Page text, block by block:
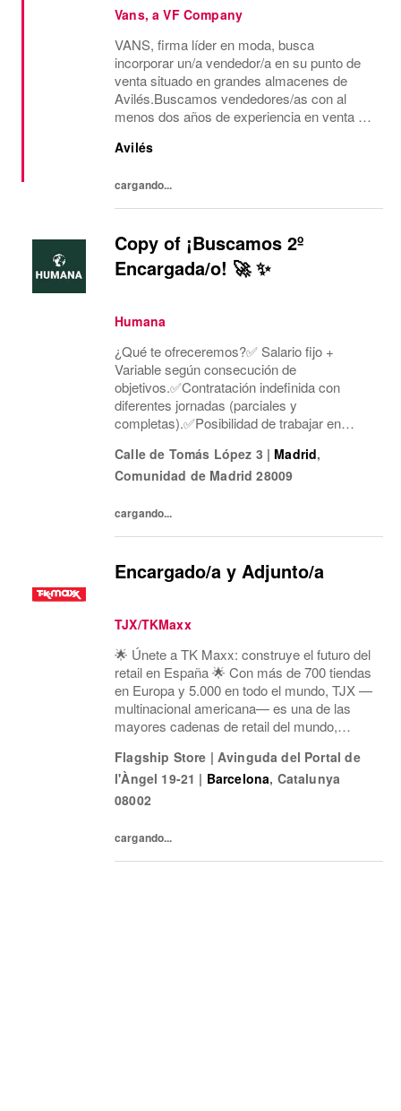
Vans, a VF Company
VANS, firma líder en moda, busca
incorporar un/a vendedor/a en su punto de
venta situado en grandes almacenes de
Avilés.Buscamos vendedores/as con al
menos dos años de experiencia en venta de
comerciales, recepción de mercancía,
Avilés
cargando...
Copy of ¡Buscamos 2º
Encargada/o! 🚀 ✨
Humana
¿Qué te ofreceremos?✅ Salario fijo +
Variable según consecución de
objetivos.✅Contratación indefinida con
diferentes jornadas (parciales y
completas).✅Posibilidad de trabajar en
ti: turnos rotativos de lunes a domingo, de
mañana o tarde. Concentramos la...
Calle de Tomás López 3 | Madrid,
Comunidad de Madrid 28009
cargando...
Encargado/a y Adjunto/a
TJX/TKMaxx
🌟 Únete a TK Maxx: construye el futuro del
retail en España 🌟 Con más de 700 tiendas
en Europa y 5.000 en todo el mundo, TJX —
multinacional americana— es una de las
mayores cadenas de retail del mundo,
primeras marcas, calidad, variedad y moda
a precios exce
Flagship Store | Avinguda del Portal de
l'Àngel 19-21 | Barcelona, Catalunya
08002
cargando...